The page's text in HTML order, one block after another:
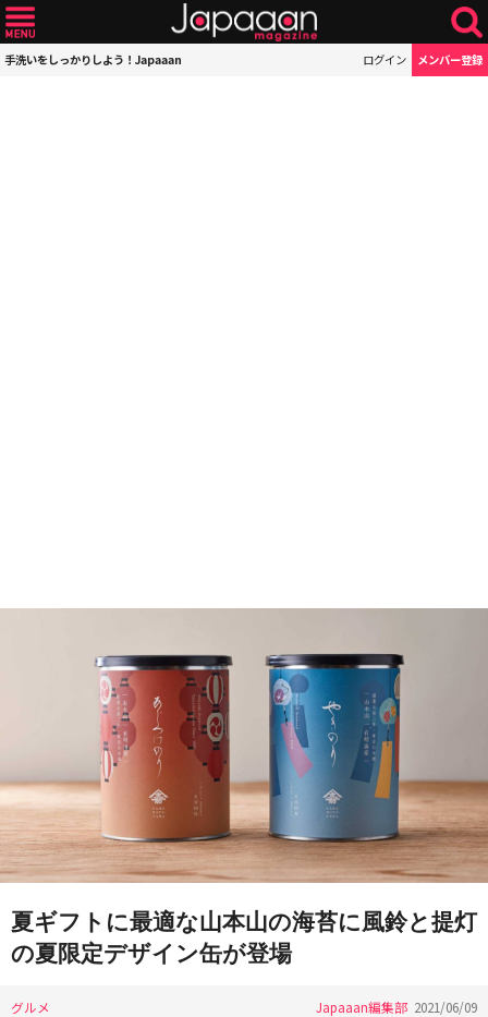
手洗いをしっかりしよう！Japaaan ログイン メンバー登録
夏ギフトに最適な山本山の海苔に風鈴と提灯
の夏限定デザイン缶が登場
グルメ Japaaan編集部 2021/06/09